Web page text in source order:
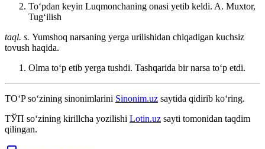
Toʻpdan keyin Luqmonchaning onasi yetib keldi. A. Muxtor,
Tugʻilish
taql. s. Yumshoq narsaning yerga urilishidan chiqadigan kuchsiz
tovush haqida.
Olma toʻp etib yerga tushdi. Tashqarida bir narsa toʻp etdi.
TO‘Pso‘zining sinonimlarini Sinonim.uz saytida qidirib ko‘ring.
ТЎП so‘zining kirillcha yozilishi Lotin.uz sayti tomonidan taqdim
qilingan.